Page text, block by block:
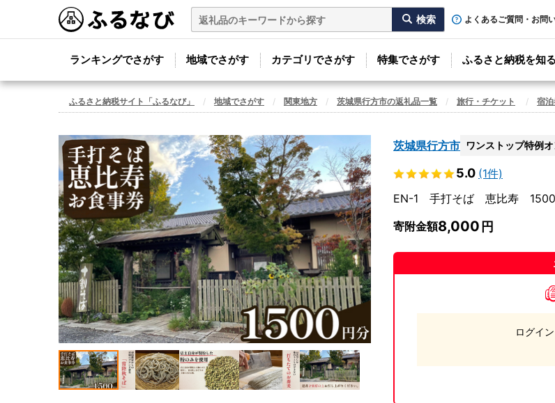
よくあるご質問・お問
ランキングでさがす 地域でさがす カテゴリでさがす 特集でさがす ふるさと納税を知る
ふるさと納税サイト「ふるなび」 地域でさがす 関東地方 茨城県行方市の返礼品一覧 旅行・チケット 宿
茨城県行方市 ワンストップ特例
5.0 (1件)
EN-1 手打そば 恵比寿 1500
寄附金額8,000
ログイ